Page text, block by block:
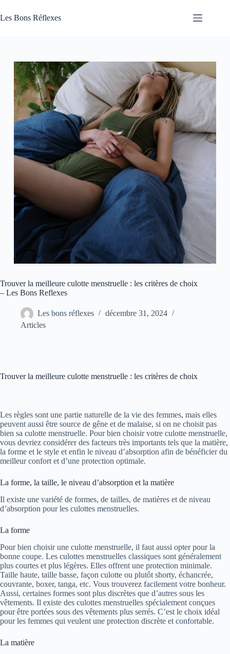
au
contenu
Les Bons Réflexes
Trouver la meilleure culotte menstruelle : les critères de choix
– Les Bons Reflexes
Les bons réflexes
décembre 31, 2024
Articles
Trouver la meilleure culotte menstruelle : les critères de choix
Les règles sont une partie naturelle de la vie des femmes, mais elles
peuvent aussi être source de gêne et de malaise, si on ne choisit pas
bien sa culotte menstruelle. Pour bien choisir votre culotte menstruelle,
vous devriez considérer des facteurs très importants tels que la matière,
la forme et le style et enfin le niveau d’absorption afin de bénéficier du
meilleur confort et d’une protection optimale.
La forme, la taille, le niveau d’absorption et la matière
Il existe une variété de formes, de tailles, de matières et de niveau
d’absorption pour les culottes menstruelles.
La forme
Pour bien choisir une culotte menstruelle, il faut aussi opter pour la
bonne coupe. Les culottes menstruelles classiques sont généralement
plus courtes et plus légères. Elles offrent une protection minimale.
Taille haute, taille basse, façon culotte ou plutôt shorty, échancrée,
couvrante, boxer, tanga, etc. Vous trouverez facilement votre bonheur.
Aussi, certaines formes sont plus discrètes que d’autres sous les
vêtements. Il existe des culottes menstruelles spécialement conçues
pour être portées sous des vêtements plus serrés. C’est le choix idéal
pour les femmes qui veulent une protection discrète et confortable.
La matière